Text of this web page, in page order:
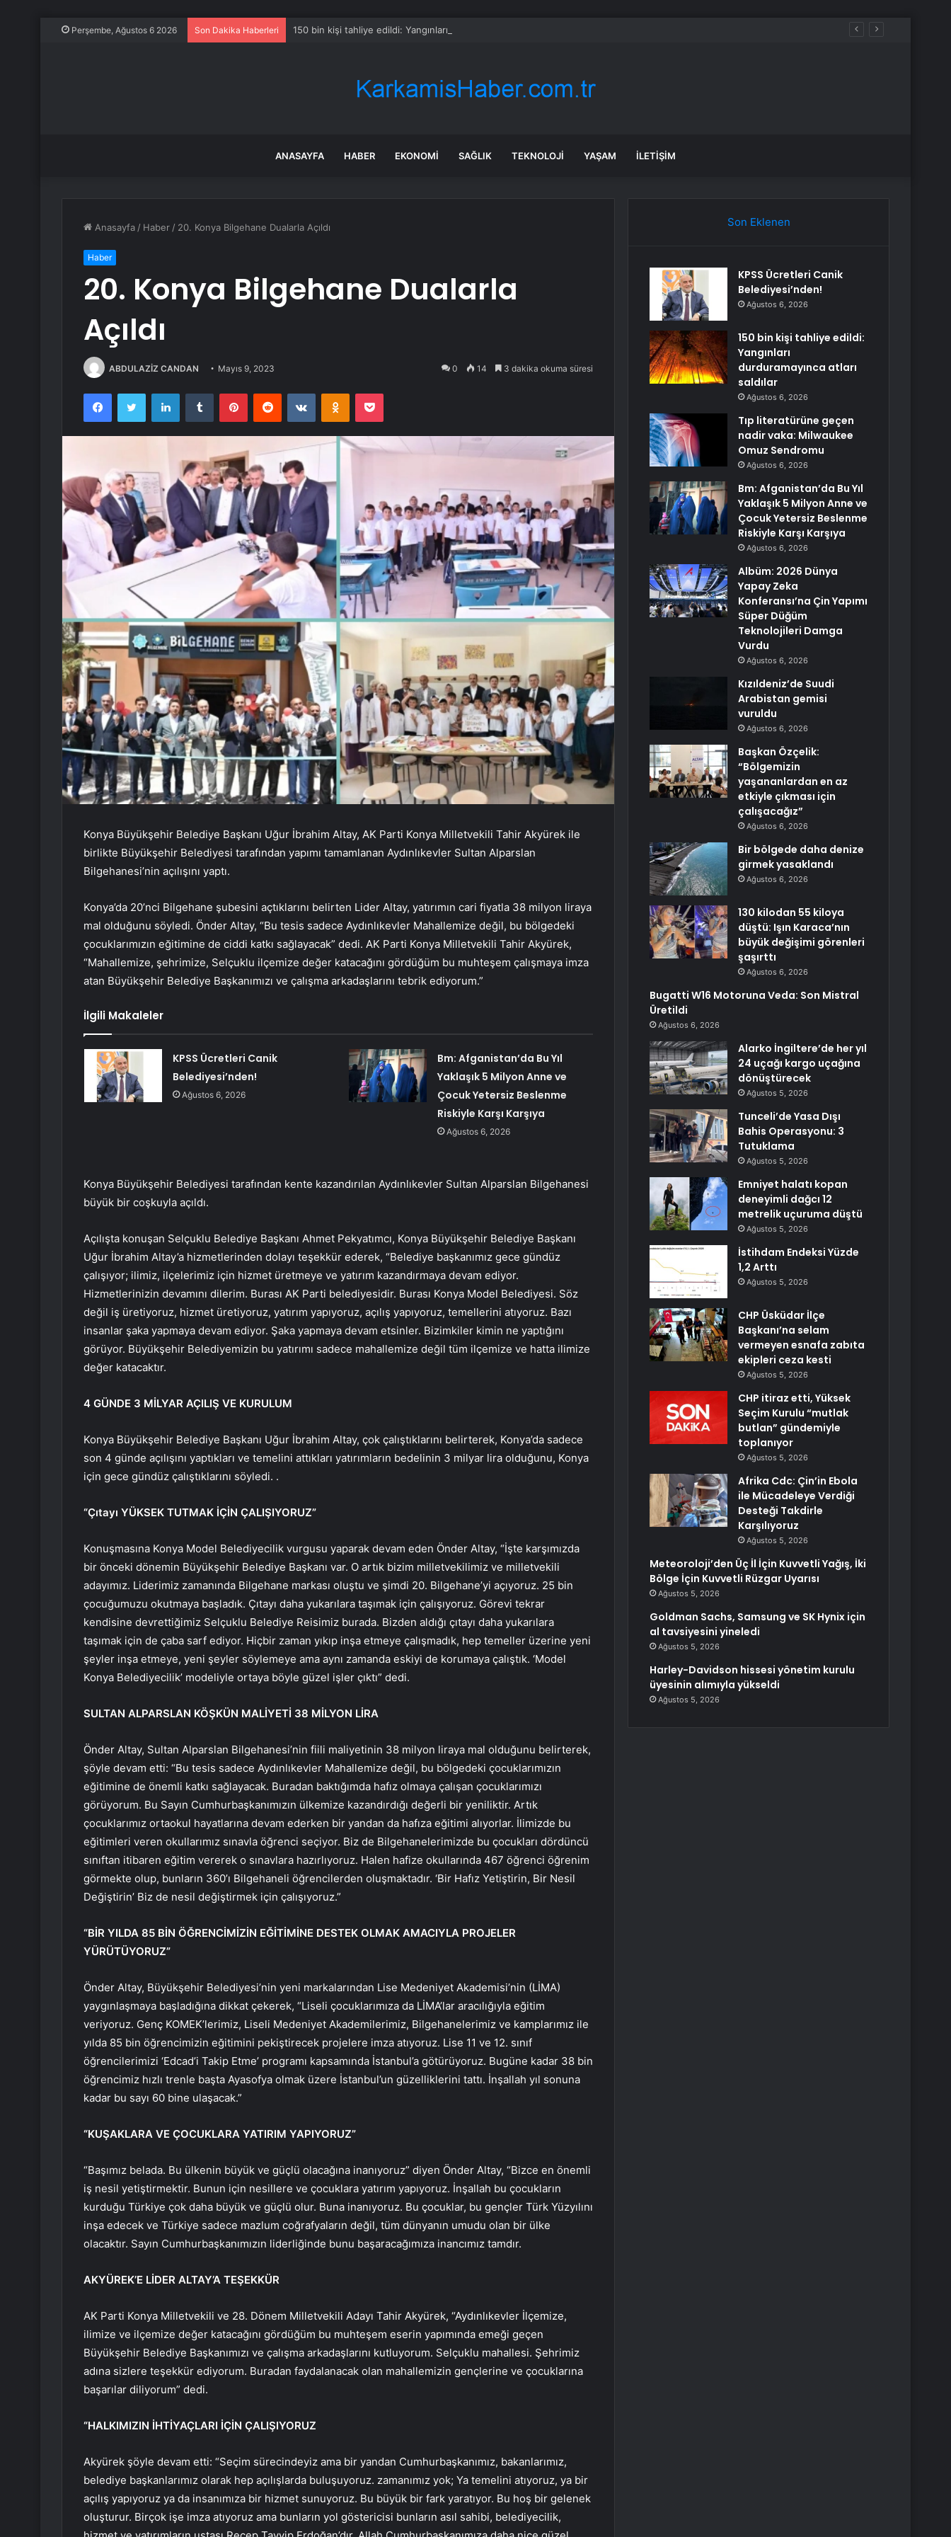
Perşembe, Ağustos 6 2026 Son Dakika Haberleri 150 bin kişi tahliye edildi: Yangınları durduramayınca atları saldılar
ANASAYFA HABER EKONOMI SAĞLIK TEKNOLOJI YAŞAM İLETIŞIM
Anasayfa / Haber / 20. Konya Bilgehane Dualarla Açıldı
Haber
20. Konya Bilgehane Dualarla
Açıldı
ABDULAZİZ CANDAN Mayıs 9, 2023 0 14 3 dakika okuma süresi
FacebookTwitter LinkedInTumblr PinterestReddit VKontakteOdnoklassniki
Pocket
Konya Büyükşehir Belediye Başkanı Uğur İbrahim Altay, AK Parti Konya Milletvekili Tahir Akyürek ile
birlikte Büyükşehir Belediyesi tarafından yapımı tamamlanan Aydınlıkevler Sultan Alparslan
Bilgehanesi’nin açılışını yaptı.
Konya’da 20’nci Bilgehane şubesini açtıklarını belirten Lider Altay, yatırımın cari fiyatla 38 milyon liraya
mal olduğunu söyledi. Önder Altay, “Bu tesis sadece Aydınlıkevler Mahallemize değil, bu bölgedeki
çocuklarımızın eğitimine de ciddi katkı sağlayacak” dedi. AK Parti Konya Milletvekili Tahir Akyürek,
“Mahallemize, şehrimize, Selçuklu ilçemize değer katacağını gördüğüm bu muhteşem çalışmaya imza
atan Büyükşehir Belediye Başkanımızı ve çalışma arkadaşlarını tebrik ediyorum.”
İlgili Makaleler
KPSS Ücretleri Canik
Belediyesi’nden!
Ağustos 6, 2026
Bm: Afganistan’da Bu Yıl
Yaklaşık 5 Milyon Anne ve
Çocuk Yetersiz Beslenme
Riskiyle Karşı Karşıya
Ağustos 6, 2026
Konya Büyükşehir Belediyesi tarafından kente kazandırılan Aydınlıkevler Sultan Alparslan Bilgehanesi
büyük bir coşkuyla açıldı.
Açılışta konuşan Selçuklu Belediye Başkanı Ahmet Pekyatımcı, Konya Büyükşehir Belediye Başkanı
Uğur İbrahim Altay’a hizmetlerinden dolayı teşekkür ederek, “Belediye başkanımız gece gündüz
çalışıyor; ilimiz, ilçelerimiz için hizmet üretmeye ve yatırım kazandırmaya devam ediyor.
Hizmetlerinizin devamını dilerim. Burası AK Parti belediyesidir. Burası Konya Model Belediyesi. Söz
değil iş üretiyoruz, hizmet üretiyoruz, yatırım yapıyoruz, açılış yapıyoruz, temellerini atıyoruz. Bazı
insanlar şaka yapmaya devam ediyor. Şaka yapmaya devam etsinler. Bizimkiler kimin ne yaptığını
görüyor. Büyükşehir Belediyemizin bu yatırımı sadece mahallemize değil tüm ilçemize ve hatta ilimize
değer katacaktır.
4 GÜNDE 3 MİLYAR AÇILIŞ VE KURULUM
Konya Büyükşehir Belediye Başkanı Uğur İbrahim Altay, çok çalıştıklarını belirterek, Konya’da sadece
son 4 günde açılışını yaptıkları ve temelini attıkları yatırımların bedelinin 3 milyar lira olduğunu, Konya
için gece gündüz çalıştıklarını söyledi. .
“Çıtayı YÜKSEK TUTMAK İÇİN ÇALIŞIYORUZ”
Konuşmasına Konya Model Belediyecilik vurgusu yaparak devam eden Önder Altay, “İşte karşımızda
bir önceki dönemin Büyükşehir Belediye Başkanı var. O artık bizim milletvekilimiz ve milletvekili
adayımız. Liderimiz zamanında Bilgehane markası oluştu ve şimdi 20. Bilgehane’yi açıyoruz. 25 bin
çocuğumuzu okutmaya başladık. Çıtayı daha yukarılara taşımak için çalışıyoruz. Görevi tekrar
kendisine devrettiğimiz Selçuklu Belediye Reisimiz burada. Bizden aldığı çıtayı daha yukarılara
taşımak için de çaba sarf ediyor. Hiçbir zaman yıkıp inşa etmeye çalışmadık, hep temeller üzerine yeni
şeyler inşa etmeye, yeni şeyler söylemeye ama aynı zamanda eskiyi de korumaya çalıştık. ‘Model
Konya Belediyecilik’ modeliyle ortaya böyle güzel işler çıktı” dedi.
SULTAN ALPARSLAN KÖŞKÜN MALİYETİ 38 MİLYON LİRA
Önder Altay, Sultan Alparslan Bilgehanesi’nin fiili maliyetinin 38 milyon liraya mal olduğunu belirterek,
şöyle devam etti: “Bu tesis sadece Aydınlıkevler Mahallemize değil, bu bölgedeki çocuklarımızın
eğitimine de önemli katkı sağlayacak. Buradan baktığımda hafız olmaya çalışan çocuklarımızı
görüyorum. Bu Sayın Cumhurbaşkanımızın ülkemize kazandırdığı değerli bir yeniliktir. Artık
çocuklarımız ortaokul hayatlarına devam ederken bir yandan da hafıza eğitimi alıyorlar. İlimizde bu
eğitimleri veren okullarımız sınavla öğrenci seçiyor. Biz de Bilgehanelerimizde bu çocukları dördüncü
sınıftan itibaren eğitim vererek o sınavlara hazırlıyoruz. Halen hafize okullarında 467 öğrenci öğrenim
görmekte olup, bunların 360’ı Bilgehaneli öğrencilerden oluşmaktadır. ‘Bir Hafız Yetiştirin, Bir Nesil
Değiştirin’ Biz de nesil değiştirmek için çalışıyoruz.”
“BİR YILDA 85 BİN ÖĞRENCİMİZİN EĞİTİMİNE DESTEK OLMAK AMACIYLA PROJELER
YÜRÜTÜYORUZ”
Önder Altay, Büyükşehir Belediyesi’nin yeni markalarından Lise Medeniyet Akademisi’nin (LİMA)
yaygınlaşmaya başladığına dikkat çekerek, “Liseli çocuklarımıza da LİMA’lar aracılığıyla eğitim
veriyoruz. Genç KOMEK’lerimiz, Liseli Medeniyet Akademilerimiz, Bilgehanelerimiz ve kamplarımız ile
yılda 85 bin öğrencimizin eğitimini pekiştirecek projelere imza atıyoruz. Lise 11 ve 12. sınıf
öğrencilerimizi ‘Edcad’i Takip Etme’ programı kapsamında İstanbul’a götürüyoruz. Bugüne kadar 38 bin
öğrencimiz hızlı trenle başta Ayasofya olmak üzere İstanbul’un güzelliklerini tattı. İnşallah yıl sonuna
kadar bu sayı 60 bine ulaşacak.”
“KUŞAKLARA VE ÇOCUKLARA YATIRIM YAPIYORUZ”
“Başımız belada. Bu ülkenin büyük ve güçlü olacağına inanıyoruz” diyen Önder Altay, “Bizce en önemli
iş nesil yetiştirmektir. Bunun için nesillere ve çocuklara yatırım yapıyoruz. İnşallah bu çocukların
kurduğu Türkiye çok daha büyük ve güçlü olur. Buna inanıyoruz. Bu çocuklar, bu gençler Türk Yüzyılını
inşa edecek ve Türkiye sadece mazlum coğrafyaların değil, tüm dünyanın umudu olan bir ülke
olacaktır. Sayın Cumhurbaşkanımızın liderliğinde bunu başaracağımıza inancımız tamdır.
AKYÜREK’E LİDER ALTAY’A TEŞEKKÜR
AK Parti Konya Milletvekili ve 28. Dönem Milletvekili Adayı Tahir Akyürek, “Aydınlıkevler İlçemize,
ilimize ve ilçemize değer katacağını gördüğüm bu muhteşem eserin yapımında emeği geçen
Büyükşehir Belediye Başkanımızı ve çalışma arkadaşlarını kutluyorum. Selçuklu mahallesi. Şehrimiz
adına sizlere teşekkür ediyorum. Buradan faydalanacak olan mahallemizin gençlerine ve çocuklarına
başarılar diliyorum” dedi.
“HALKIMIZIN İHTİYAÇLARI İÇİN ÇALIŞIYORUZ
Akyürek şöyle devam etti: “Seçim sürecindeyiz ama bir yandan Cumhurbaşkanımız, bakanlarımız,
belediye başkanlarımız olarak hep açılışlarda buluşuyoruz. zamanımız yok; Ya temelini atıyoruz, ya bir
açılış yapıyoruz ya da insanımıza bir hizmet sunuyoruz. Bu büyük bir fark yaratıyor. Bu hoş bir gelenek
oluşturur. Birçok işe imza atıyoruz ama bunların yol göstericisi bunların asıl sahibi, belediyecilik,
Son Eklenen
KPSS Ücretleri Canik
Belediyesi’nden!
Ağustos 6, 2026
150 bin kişi tahliye edildi:
Yangınları
durduramayınca atları
saldılar
Ağustos 6, 2026
Tıp literatürüne geçen
nadir vaka: Milwaukee
Omuz Sendromu
Ağustos 6, 2026
Bm: Afganistan’da Bu Yıl
Yaklaşık 5 Milyon Anne ve
Çocuk Yetersiz Beslenme
Riskiyle Karşı Karşıya
Ağustos 6, 2026
Albüm: 2026 Dünya
Yapay Zeka
Konferansı’na Çin Yapımı
Süper Düğüm
Teknolojileri Damga
Vurdu
Ağustos 6, 2026
Kızıldeniz’de Suudi
Arabistan gemisi
vuruldu
Ağustos 6, 2026
Başkan Özçelik:
“Bölgemizin
yaşananlardan en az
etkiyle çıkması için
çalışacağız”
Ağustos 6, 2026
Bir bölgede daha denize
girmek yasaklandı
Ağustos 6, 2026
130 kilodan 55 kiloya
düştü: Işın Karaca’nın
büyük değişimi görenleri
şaşırttı
Ağustos 6, 2026
Bugatti W16 Motoruna Veda: Son Mistral
Üretildi
Ağustos 6, 2026
Alarko İngiltere’de her yıl
24 uçağı kargo uçağına
dönüştürecek
Ağustos 5, 2026
Tunceli’de Yasa Dışı
Bahis Operasyonu: 3
Tutuklama
Ağustos 5, 2026
Emniyet halatı kopan
deneyimli dağcı 12
metrelik uçuruma düştü
Ağustos 5, 2026
İstihdam Endeksi Yüzde
1,2 Arttı
Ağustos 5, 2026
CHP Üsküdar İlçe
Başkanı’na selam
vermeyen esnafa zabıta
ekipleri ceza kesti
Ağustos 5, 2026
CHP itiraz etti, Yüksek
Seçim Kurulu “mutlak
butlan” gündemiyle
toplanıyor
Ağustos 5, 2026
Afrika Cdc: Çin’in Ebola
ile Mücadeleye Verdiği
Desteği Takdirle
Karşılıyoruz
Ağustos 5, 2026
Meteoroloji’den Üç İl İçin Kuvvetli Yağış, İki
Bölge İçin Kuvvetli Rüzgar Uyarısı
Ağustos 5, 2026
Goldman Sachs, Samsung ve SK Hynix için
al tavsiyesini yineledi
Ağustos 5, 2026
Harley-Davidson hissesi yönetim kurulu
üyesinin alımıyla yükseldi
Ağustos 5, 2026